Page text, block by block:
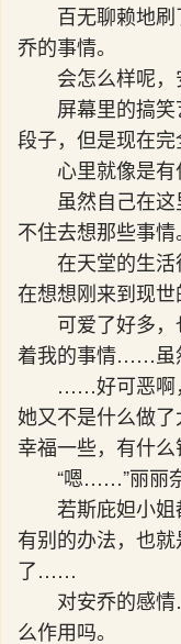
百无聊赖地
乔的事情。
会怎么样呢
屏幕里的搞
段子，但是现在完
心里就像是有
虽然自己在
不住去想那些事情
在天堂的生
在想想刚来到现世
可爱了好多
着我的事情……虽
……好可恶啊
她又不是什么做了
幸福一些，有什么
“嗯……”丽丽
若斯庇妲小
有别的办法，也
了……
对安乔的感
么作用吗。